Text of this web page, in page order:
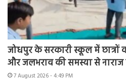
जोधपुर के सरकारी स्कूल में छात्रों
और जलभराव की समस्या से नाराज
7 August 2026 - 4:49 PM